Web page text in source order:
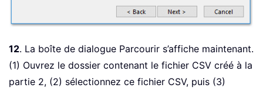
12. La boîte de dialogue Parcourir s’affiche maintenant.
(1) Ouvrez le dossier contenant le fichier CSV créé à la
partie 2, (2) sélectionnez ce fichier CSV, puis (3)